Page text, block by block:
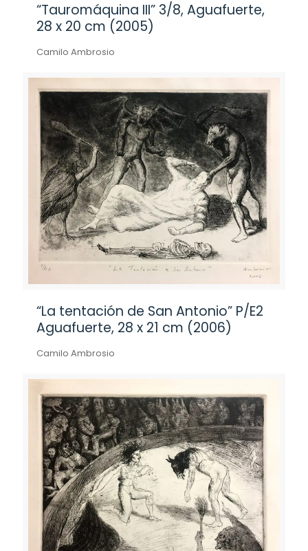
“Tauromáquina III” 3/8, Aguafuerte,
28 x 20 cm (2005)
Camilo Ambrosio
“La tentación de San Antonio” P/E2
Aguafuerte, 28 x 21 cm (2006)
Camilo Ambrosio